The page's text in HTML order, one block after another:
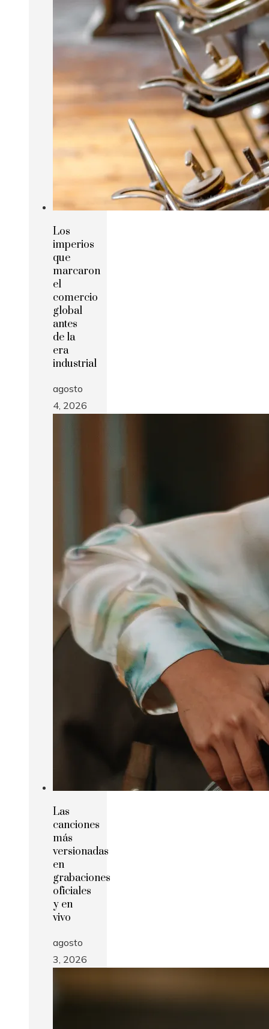
Los
imperios
que
marcaron
el
comercio
global
antes
de la
era
industrial
agosto
4, 2026
Las
canciones
más
versionadas
en
grabaciones
oficiales
y en
vivo
agosto
3, 2026